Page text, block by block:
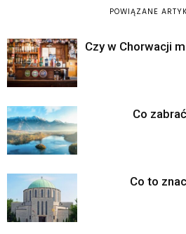
POWIĄZANE
Czy w Chorwacji
Co
Co to